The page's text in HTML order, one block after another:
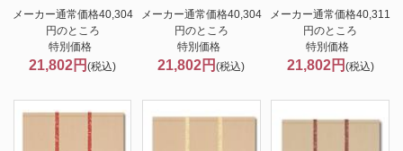
メーカー通常価格40,304
円のところ
特別価格
21,802円(税込)
メーカー通常価格40,304
円のところ
特別価格
21,802円(税込)
メーカー通常価格40,311
円のところ
特別価格
21,802円 (税込)